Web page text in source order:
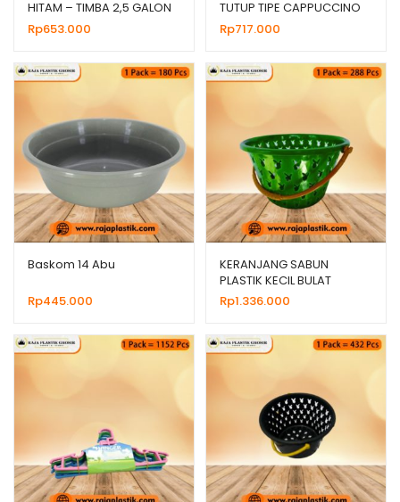
HITAM – TIMBA 2,5 GALON
GG GALAXY
Rp653.000
TUTUP TIPE CAPPUCCINO
S, HARGA GROSIR
Rp717.000
Baskom 14 Abu
Rp445.000
KERANJANG SABUN
PLASTIK KECIL BULAT
PLAYBOY Dx, HARGA
MURAH
Rp1.336.000